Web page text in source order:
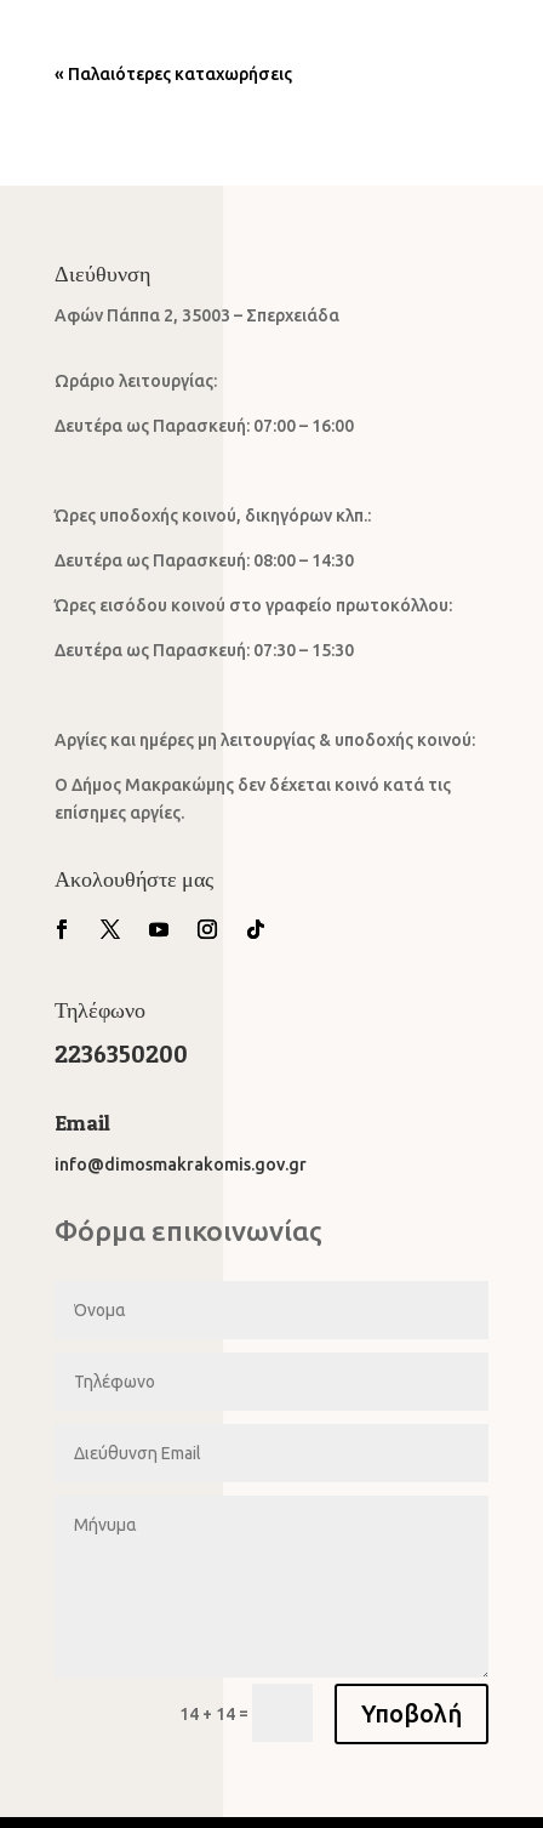
« Παλαιότερες καταχωρήσεις
Διεύθυνση
Αφών Πάππα 2, 35003 – Σπερχειάδα
Ωράριο λειτουργίας:
Δευτέρα ως Παρασκευή: 07:00 – 16:00
Ώρες υποδοχής κοινού, δικηγόρων κλπ.:
Δευτέρα ως Παρασκευή: 08:00 – 14:30
Ώρες εισόδου κοινού στο γραφείο πρωτοκόλλου:
Δευτέρα ως Παρασκευή: 07:30 – 15:30
Αργίες και ημέρες μη λειτουργίας & υποδοχής κοινού:
Ο Δήμος Μακρακώμης δεν δέχεται κοινό κατά τις
επίσημες αργίες.
Ακολουθήστε μας
Τηλέφωνο
2236350200
Email
info@dimosmakrakomis.gov.gr
Φόρμα επικοινωνίας
14 + 14 = Υποβολή